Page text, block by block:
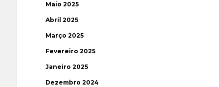
Maio 2025
Abril 2025
Março 2025
Fevereiro 2025
Janeiro 2025
Dezembro 2024